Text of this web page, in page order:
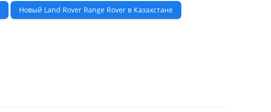
Новый Land Rover Range Rover в Казахстане